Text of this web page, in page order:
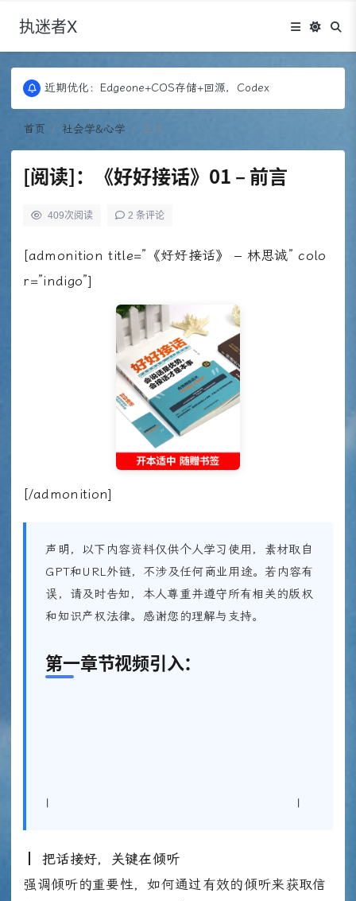
执迷者X
更新：Puock ➡ 阿里云轻量， 图床：Fontawesome
近期优化：Edgeone+COS存储+回源，Codex
更新：Puock ➡ 阿里云轻量， 图床：Fontawesome
近期优化：Edgeone+COS存储+回源，Codex
首页 社会学&心学 正文
[阅读]：《好好接话》01 – 前言
409次阅读 2 条评论
[admonition title=”《好好接话》 – 林思诚” colo
r=”indigo”]
[/admonition]
声明，以下内容资料仅供个人学习使用，素材取自
GPT和URL外链，不涉及任何商业用途。若内容有
误，请及时告知，本人尊重并遵守所有相关的版权
和知识产权法律。感谢您的理解与支持。
第一章节视频引入：
| |
把话接好，关键在倾听
强调倾听的重要性，如何通过有效的倾听来获取信